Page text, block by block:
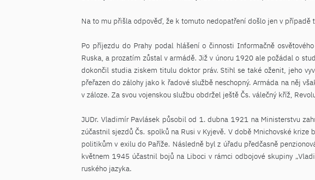
Na to mu přišla odpověď, že k tomuto nedopatření došlo jen v
Po příjezdu do Prahy podal hlášení o činnosti Informačně
Ruska, a prozatím zůstal v armádě. Již v únoru 1920 ale požádal o
dokončil studia ziskem titulu doktor práv. Stihl se také oženit, jeho
přeřazen do zálohy jako k řadové službě neschopný. Armáda na něj
v záloze. Za svou vojenskou službu obdržel ještě Čs. válečný kříž,
JUDr. Vladimír Pavlásek působil od 1. dubna 1921 na Ministerstvu
zúčastnil sjezdů Čs. spolků na Rusi v Kyjevě. V době Mnichovské
politikům v exilu do Paříže. Následně byl z úřadu předčasně
květnem 1945 účastnil bojů na Liboci v rámci odbojové skupiny
ruského jazyka.